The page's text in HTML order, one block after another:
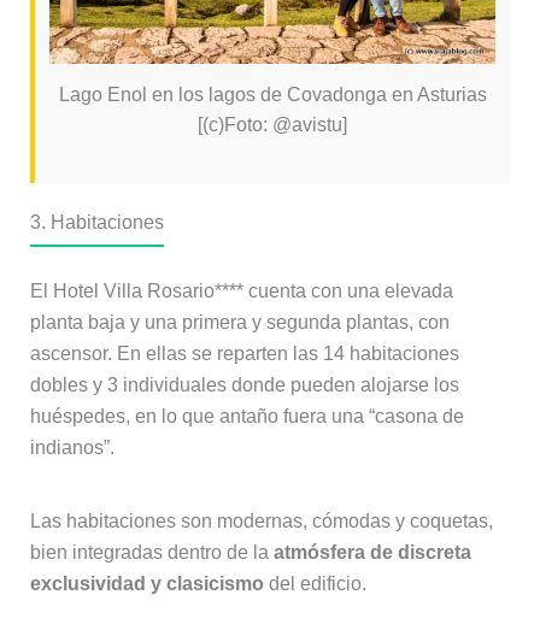
Lago Enol en los lagos de Covadonga en Asturias
[(c)Foto: @avistu]
3. Habitaciones
El Hotel Villa Rosario**** cuenta con una elevada
planta baja y una primera y segunda plantas, con
ascensor. En ellas se reparten las 14 habitaciones
dobles y 3 individuales donde pueden alojarse los
huéspedes, en lo que antaño fuera una “casona de
indianos”.
Las habitaciones son modernas, cómodas y coquetas,
bien integradas dentro de la atmósfera de discreta
exclusividad y clasicismo del edificio.